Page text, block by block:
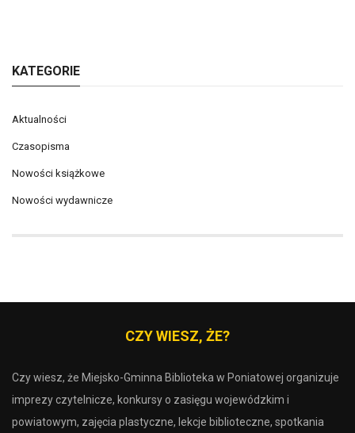
KATEGORIE
Aktualności
Czasopisma
Nowości książkowe
Nowości wydawnicze
CZY WIESZ, ŻE?
Czy wiesz, że Miejsko-Gminna Biblioteka w Poniatowej organizuje
imprezy czytelnicze, konkursy o zasięgu wojewódzkim i
powiatowym, zajęcia plastyczne, lekcje biblioteczne, spotkania